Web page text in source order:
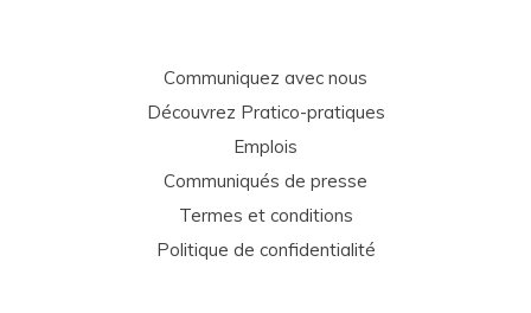
Communiquez avec nous
Découvrez Pratico-pratiques
Emplois
Communiqués de presse
Termes et conditions
Politique de confidentialité